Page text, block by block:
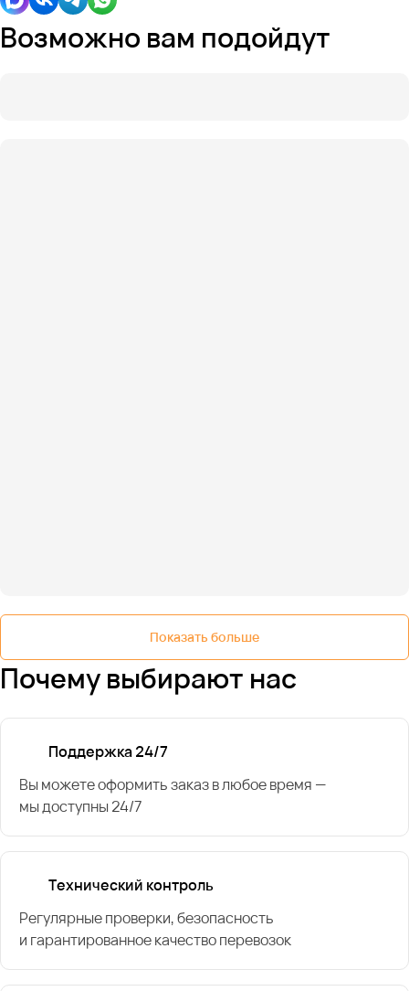
Возможно вам подойдут
Показать больше
Почему выбирают нас
Поддержка 24/7
Вы можете оформить заказ в любое время —
мы доступны 24/7
Технический контроль
Регулярные проверки, безопасность
и гарантированное качество перевозок